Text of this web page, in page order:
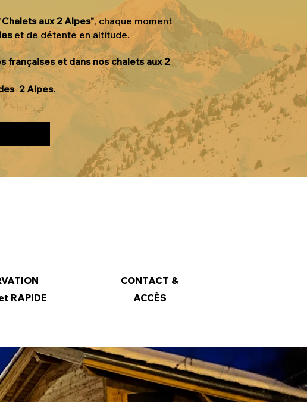
Chalets aux 2 Alpes", chaque moment
et de détente en altitude.
françaises et dans nos chalets aux 2
2 Alpes.
RAPIDE
CONTACT &
ACCÈS